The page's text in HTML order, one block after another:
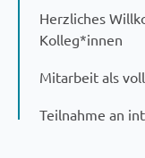
Herzliches
Kolleg*innen
Mitarbeit als
Teilnahme an